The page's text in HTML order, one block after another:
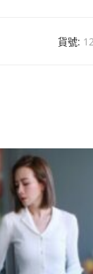
貨號: